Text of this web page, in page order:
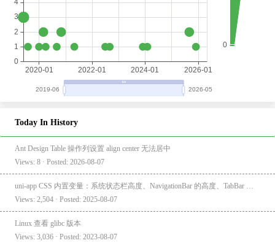
Today In History
Ant Design Table 操作列设置 align center 无法居中
Views: 8 · Posted: 2026-08-07
Views: 2,504 · Posted: 2025-08-07
Linux 查看 glibc 版本
Views: 3,036 · Posted: 2023-08-07